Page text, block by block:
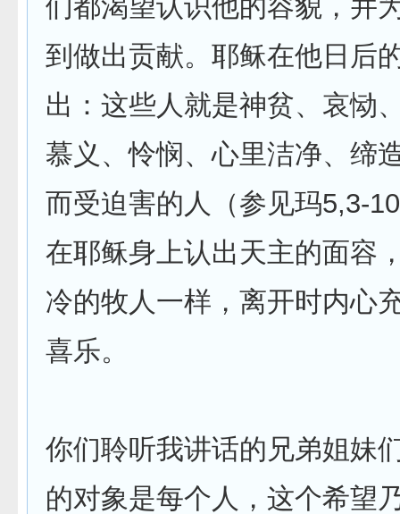
们都渴望认识他的容貌，并
到做出贡献。耶稣在他日后
出：这些人就是神贫、哀恸
慕义、怜悯、心里洁净、缔
而受迫害的人（参见玛5,3-
在耶稣身上认出天主的面容
冷的牧人一样，离开时内心
喜乐。
你们聆听我讲话的兄弟姐妹
的对象是每个人，这个希望